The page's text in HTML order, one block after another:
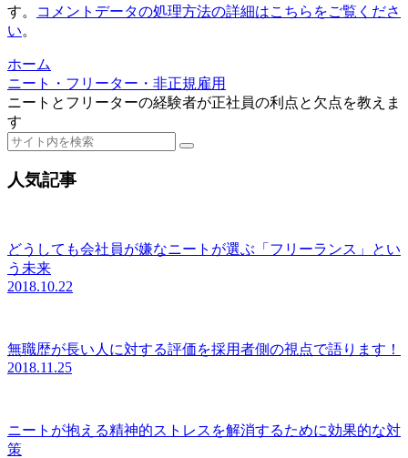
す。
コメントデータの処理方法の詳細はこちらをご覧くださ
い。
ホーム
ニート・フリーター・非正規雇用
ニートとフリーターの経験者が正社員の利点と欠点を教えま
す
人気記事
どうしても会社員が嫌なニートが選ぶ「フリーランス」とい
う未来
2018.10.22
無職歴が長い人に対する評価を採用者側の視点で語ります！
2018.11.25
ニートが抱える精神的ストレスを解消するために効果的な対
策